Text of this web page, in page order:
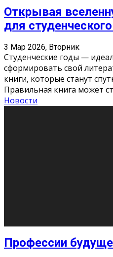
Открывая
для
3 Мар 2026, Вторник
Студенческие годы —
сформировать свой
книги, которые станут
Правильная книга может
Новости
Как бороться со